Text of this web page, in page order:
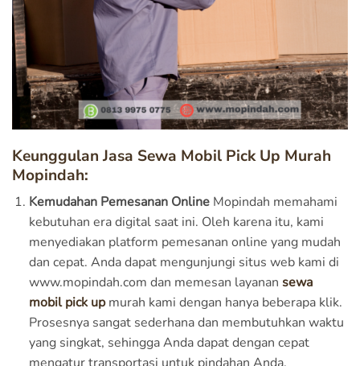
Keunggulan Jasa Sewa Mobil Pick Up Murah
Mopindah:
Kemudahan Pemesanan OnlineMopindah memahami
kebutuhan era digital saat ini. Oleh karena itu, kami
menyediakan platform pemesanan online yang mudah
dan cepat. Anda dapat mengunjungi situs web kami di
www.mopindah.com dan memesan layanan sewa
mobil pick upmurah kami dengan hanya beberapa klik.
Prosesnya sangat sederhana dan membutuhkan waktu
yang singkat, sehingga Anda dapat dengan cepat